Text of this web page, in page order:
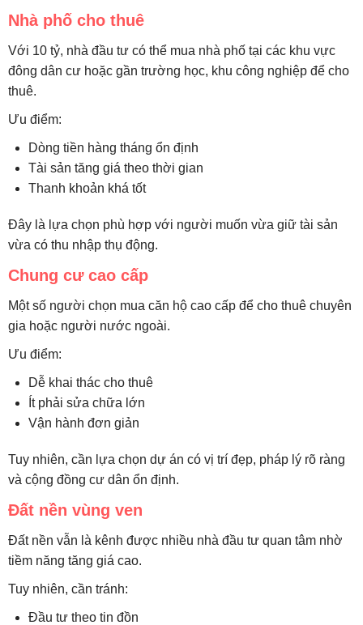
Nhà phố cho thuê
Với 10 tỷ, nhà đầu tư có thể mua nhà phố tại các khu vực
đông dân cư hoặc gần trường học, khu công nghiệp để cho
thuê.
Ưu điểm:
Dòng tiền hàng tháng ổn định
Tài sản tăng giá theo thời gian
Thanh khoản khá tốt
Đây là lựa chọn phù hợp với người muốn vừa giữ tài sản
vừa có thu nhập thụ động.
Chung cư cao cấp
Một số người chọn mua căn hộ cao cấp để cho thuê chuyên
gia hoặc người nước ngoài.
Ưu điểm:
Dễ khai thác cho thuê
Ít phải sửa chữa lớn
Vận hành đơn giản
Tuy nhiên, cần lựa chọn dự án có vị trí đẹp, pháp lý rõ ràng
và cộng đồng cư dân ổn định.
Đất nền vùng ven
Đất nền vẫn là kênh được nhiều nhà đầu tư quan tâm nhờ
tiềm năng tăng giá cao.
Tuy nhiên, cần tránh:
Đầu tư theo tin đồn